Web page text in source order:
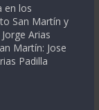
en los
San Martín y
Arias
Martín: Jose
Padilla